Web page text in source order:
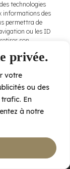
privée.
votre
ou des
En
à notre
technologies
informations des
permettra de
ou les ID
son